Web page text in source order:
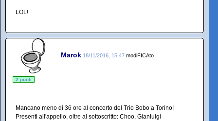
LOL!
Marok 18/11/2016, 15:47 modiFICAto
2 punti
Mancano meno di 36 ore al concerto del Trio Bobo a Torino!
Presenti all'appello, oltre al sottoscritto: Choo, Gianluigi